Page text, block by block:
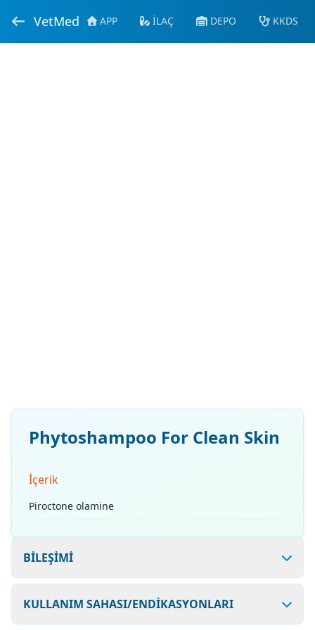
VetMed APP İLAÇ DEPO KKDS
Phytoshampoo For Clean Skin
İçerik
Piroctone olamine
BİLEŞİMİ
KULLANIM SAHASI/ENDİKASYONLARI